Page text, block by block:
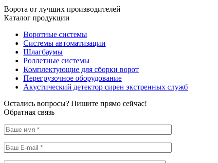
Ворота от лучших производителей
Каталог продукции
Воротные системы
Системы автоматизации
Шлагбаумы
Роллетные системы
Комплектующие для сборки ворот
Перегрузочное оборудование
Акустический детектор сирен экстренных служб
Остались вопросы? Пишите прямо сейчас!
Обратная связь